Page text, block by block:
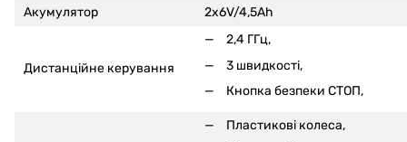
Акумулятор
2x6V/4,5Ah
Дистанційне керування
2,4 ГГц,
3 швидкості,
Кнопка безпеки СТОП,
Пластикові колеса,